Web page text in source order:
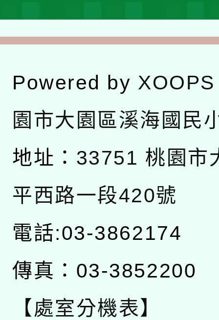
Powered by XOOPS
園市大園區溪海國民
地址： 33751 桃園市
平西路一段420號
電話:03-3862174
傳真：03-3852200
【處室分機表】